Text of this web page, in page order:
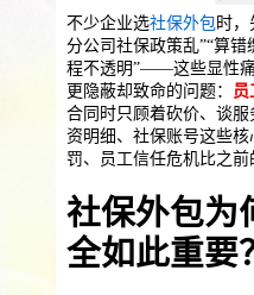
用工外包
业务外包 岗位外包
员工福利
员工体验 员工商保
福利采购
内容中心
关于才朔
公司介绍
联系我们
不少企业选社保外包时，
分公司社保政策乱”“算错
程不透明”——这些显性
更隐蔽却致命的问题：
员
合同时只顾着砍价、谈
资明细、社保账号这些
罚、员工信任危机比之前
社保外包为
全如此重要